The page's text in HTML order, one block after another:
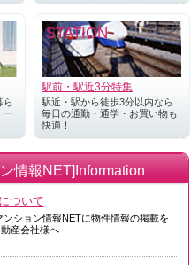
ら
一
STATION
駅前・駅近3分特集
駅近・駅から徒歩3分以内なら
毎日の通勤・通学・お買い物も
快適！
情報NET]Information
ついて
ンション情報NETに物件情報の掲載を
産会社様へ